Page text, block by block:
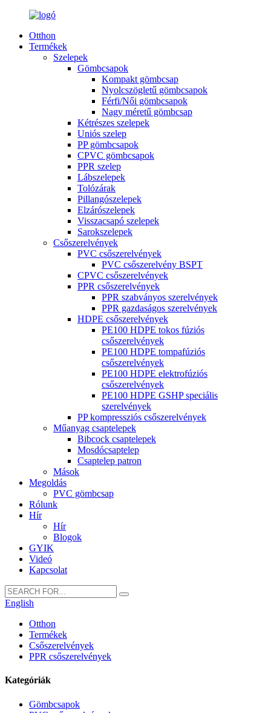
Otthon
Termékek
Szelepek
Gömbcsapok
Kompakt gömbcsap
Nyolcszögletű gömbcsapok
Férfi/Női gömbcsapok
Nagy méretű gömbcsap
Kétrészes szelepek
Uniós szelep
PP gömbcsapok
CPVC gömbcsapok
PPR szelep
Lábszelepek
Tolózárak
Pillangószelepek
Elzárószelepek
Visszacsapó szelepek
Sarokszelepek
Csőszerelvények
PVC csőszerelvények
PVC csőszerelvény BSPT
CPVC csőszerelvények
PPR csőszerelvények
PPR szabványos szerelvények
PPR gazdaságos szerelvények
HDPE csőszerelvények
PE100 HDPE tokos fúziós
csőszerelvények
PE100 HDPE tompafúziós
csőszerelvények
PE100 HDPE elektrofúziós
csőszerelvények
PE100 HDPE GSHP speciális
szerelvények
PP kompressziós csőszerelvények
Műanyag csaptelepek
Bibcock csaptelepek
Mosdócsaptelep
Csaptelep patron
Mások
Megoldás
PVC gömbcsap
Rólunk
Hír
Hír
Blogok
GYIK
Videó
Kapcsolat
English
Otthon
Termékek
Csőszerelvények
PPR csőszerelvények
Kategóriák
Gömbcsapok